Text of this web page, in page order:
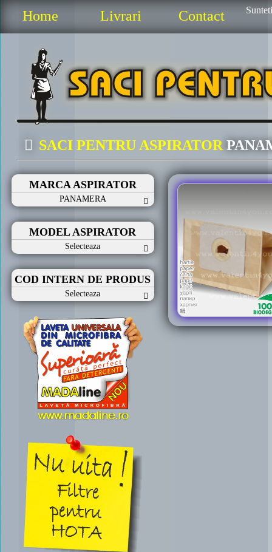
Home Livrari Contact
SACI PENTRU ASPIRATOR
MARCA ASPIRATOR
PANAMERA
MODEL ASPIRATOR
Selecteaza
COD INTERN DE PRODUS
Selecteaza